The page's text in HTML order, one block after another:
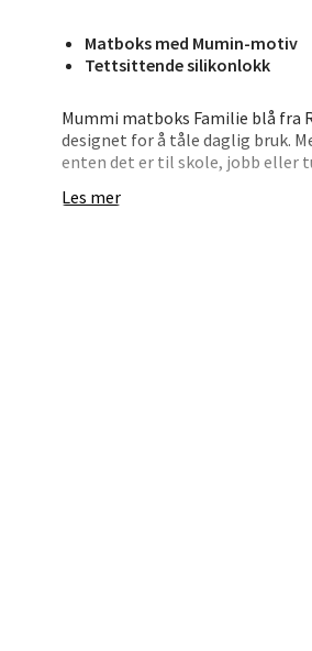
Matboks med Mumin-motiv
Tettsittende silikonlokk
Mummi matboks Familie blå
designet for å tåle daglig bruk.
enten det er til skole, jobb eller
Lokket i fleksibel silikon sikrer
Les mer